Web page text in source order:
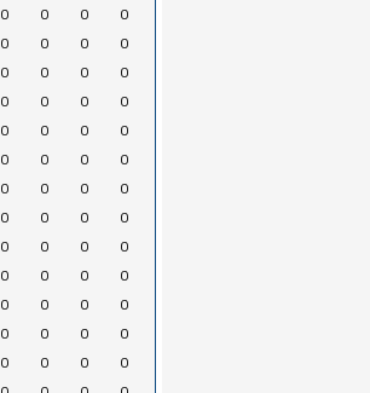
0 0 0
0
0 0 0
0
0 0 0
0
0 0 0
0
0 0 0
0
0 0 0
0
0 0 0
0
0 0 0
0
0 0 0
0
0 0 0
0
0 0 0
0
0 0 0
0
0 0 0
0